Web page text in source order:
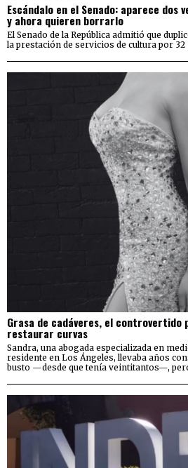
Escándalo en el Senado: aparece
y ahora quieren borrarlo
El Senado de la República admitió que
la prestación de servicios de cultura por 32
Grasa de cadáveres, el controvertido
restaurar curvas
Sandra, una abogada especializada en
residente en Los Ángeles, llevaba años
busto —desde que tenía veintitantos—,